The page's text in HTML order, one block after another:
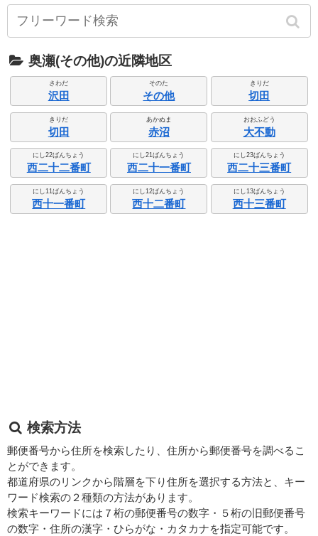
奥瀬(その他)の近隣地区
さわだ
沢田
そのた
その他
きりだ
切田
きりだ
切田
あかぬま
赤沼
おおふどう
大不動
にし22ばんちょう
西二十二番町
にし21ばんちょう
西二十一番町
にし23ばんちょう
西二十三番町
にし11ばんちょう
西十一番町
にし12ばんちょう
西十二番町
にし13ばんちょう
西十三番町
検索方法
郵便番号から住所を検索したり、住所から郵便番号を調べるこ
とができます。
都道府県のリンクから階層を下り住所を選択する方法と、キー
ワード検索の２種類の方法があります。
検索キーワードには７桁の郵便番号の数字・５桁の旧郵便番号
の数字・住所の漢字・ひらがな・カタカナを指定可能です。